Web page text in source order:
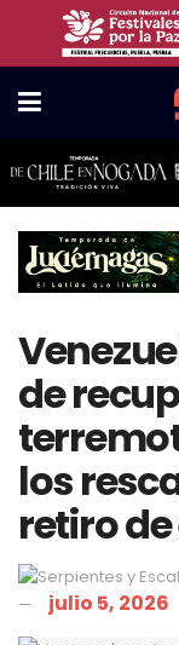
de
los
retiro
julio 5, 2026